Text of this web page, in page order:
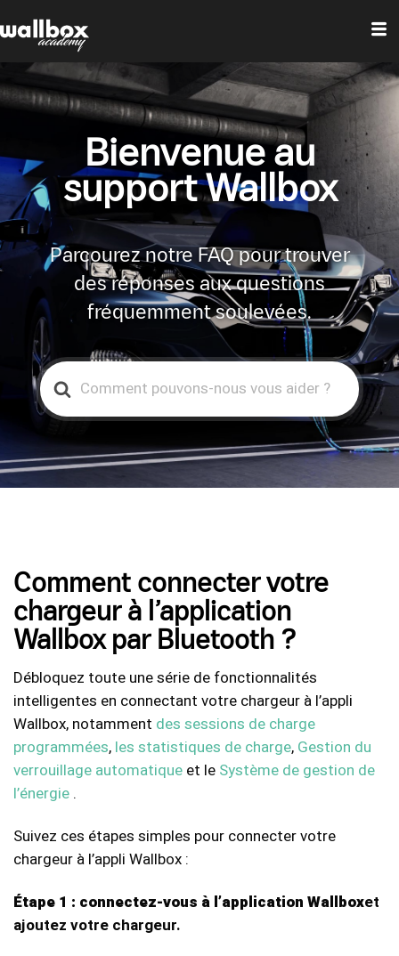
Bienvenue au
support Wallbox
Parcourez notre FAQ pour trouver
des réponses aux questions
fréquemment soulevées.
Search
For
Comment connecter votre
chargeur à l’application
Wallbox par Bluetooth ?
Débloquez toute une série de fonctionnalités
intelligentes en connectant votre chargeur à l’appli
Wallbox, notamment des sessions de charge
programmées, les statistiques de charge, Gestion du
verrouillage automatique et le Système de gestion de
l’énergie .
Suivez ces étapes simples pour connecter votre
chargeur à l’appli Wallbox :
Étape 1 : connectez-vous à l’application Wallboxet
ajoutez votre chargeur.